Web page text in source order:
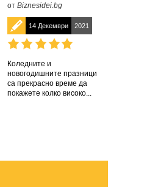
от Biznesidei.bg
14 Декември 2021
Коледните и
новогодишните празници
са прекрасно време да
покажете колко високо...